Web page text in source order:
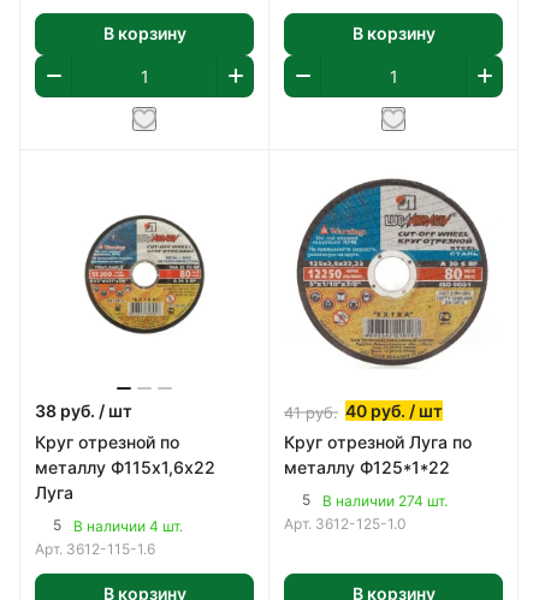
В корзину В корзину
38 руб. / шт
Круг отрезной по
металлу Ф115х1,6х22
Луга
5
В наличии 4 шт.
Арт. 3612-115-1.6
В корзину
41руб. 40 руб. / шт
Круг отрезной Луга по
металлу Ф125*1*22
5
В наличии 274 шт.
Арт. 3612-125-1.0
В корзину